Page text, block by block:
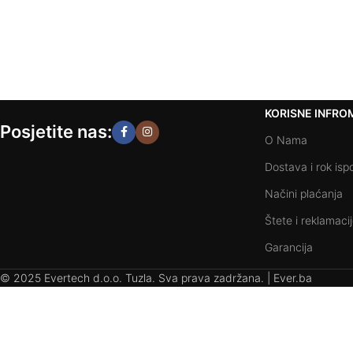
Posjetite nas:
KORISNE
O Nama
Dostava i rok
Načini plaćanja
Štete i
Garancija
© 2025 Evertech d.o.o. Tuzla. Sva prava zadržana. | Ever.ba